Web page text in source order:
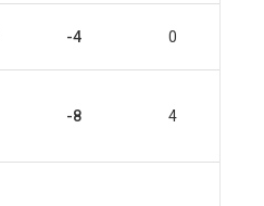
-4 0
-8 4